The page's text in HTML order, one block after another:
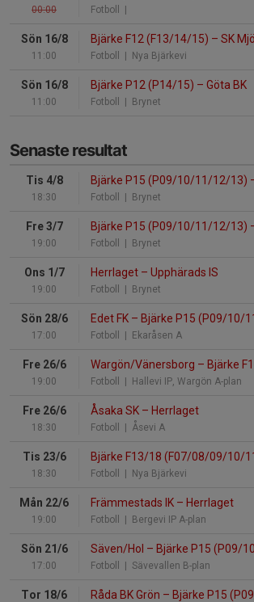
00:00 Fotboll |
Sön 16/8
11:00
Bjärke F12 (F13/14/15) – SK
Fotboll | Nya Bjärkevi
Sön 16/8
11:00
Bjärke P12 (P14/15) – Göta BK
Fotboll | Brynet
Senaste resultat
Tis 4/8
18:30
Bjärke P15 (P09/10/11/12/13)
Fotboll | Brynet
Fre 3/7
19:00
Bjärke P15 (P09/10/11/12/13)
Fotboll | Brynet
Ons 1/7
19:00
Herrlaget – Upphärads IS
Fotboll | Brynet
Sön 28/6
17:00
Edet FK – Bjärke P15 (P09/10/11/
Fotboll | Ekaråsen A
Fre 26/6
19:00
Wargön/Vänersborg – Bjärke F13/18 (F07/
Fotboll | Hallevi IP, Wargön A-plan
Fre 26/6
18:30
Åsaka SK – Herrlaget
Fotboll | Åsevi A
Tis 23/6
18:30 Fotboll | Nya Bjärkevi
Mån 22/6
19:00
Främmestads IK – Herrlaget
Fotboll | Bergevi IP A-plan
Sön 21/6
17:00
Säven/Hol – Bjärke P15 (P09/10/
Fotboll | Sävevallen B-plan
Tor 18/6 Råda BK Grön – Bjärke P15 (P09/10/